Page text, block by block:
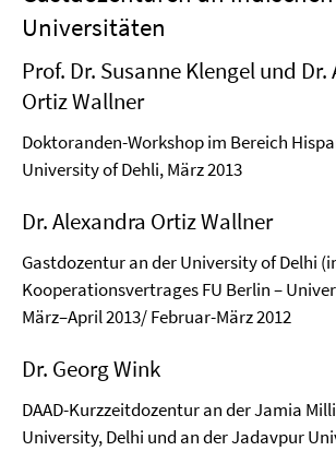
Universitäten
Prof. Dr. Susanne Klengel und Dr.
Ortiz Wallner
Doktoranden-Workshop im Bereich
University of Dehli, März 2013
Dr. Alexandra Ortiz Wallner
Gastdozentur an der University of Delhi
Kooperationsvertrages FU Berlin –
März–April 2013/ Februar-März 2012
Dr. Georg Wink
DAAD-Kurzzeitdozentur an der Jamia
University, Delhi und an der Jadavpur